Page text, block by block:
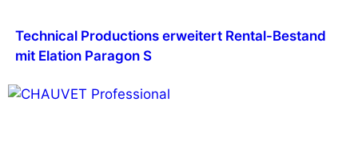
Technical Productions erweitert Rental-Bestand
mit Elation Paragon S